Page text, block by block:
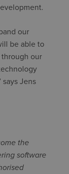
our
be able to
our
says Jens
the
software